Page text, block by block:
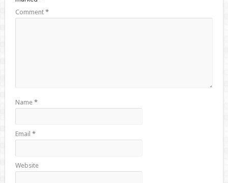
Comment *
Name *
Email *
Website